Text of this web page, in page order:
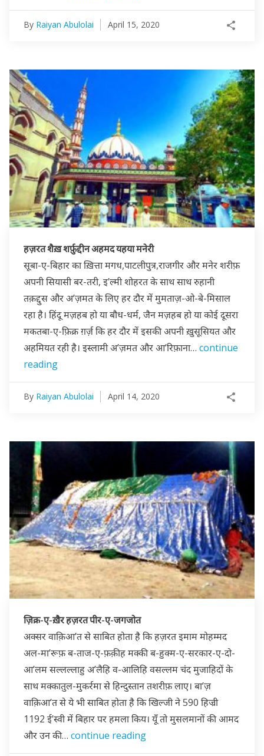
By Raiyan Abulolai April 15, 2020
हज़रत शैख़ शर्फ़ुद्दीन अहमद यहया मनेरी
सूबा-ए-बिहार का ख़ित्ता मगध,पाटलीपुत्र,राजगीर और मनेर शरीफ़
अपनी सियासी बर-तरी, इ’ल्मी शोहरत के साथ साथ रुहानी
तक़द्दुस और अ’ज़मत के लिए हर दौर में मुमताज़-ओ-बे-मिसाल
रहा है। हिंदू मज़हब हो या बौध-धर्म, जैन मज़हब हो या कोई दूसरा
मकतबा-ए-फ़िक्र ग़र्ज़ कि हर दौर में इसकी अपनी ख़ुसूसियत और
अहमियत रही है। इस्लामी अ’ज़मत और आ’रिफ़ाना… continue
reading
By Raiyan Abulolai April 14, 2020
ज़िक्र-ए-ख़ैर हज़रत पीर-ए-जगजोत
अक्सर वाक़िआ’त से साबित होता है कि हज़रत इमाम मोहम्मद
अल-मा’रूफ़ ब-ताज-ए-फ़क़ीह मक्की ब-हुक्म-ए-सरकार-ए-दो-
आ’लम सल्लल्लाहु अ’लैहि व-आलिहि वसल्लम चंद मुजाहिदों के
साथ मक्कातुल-मुकर्रमा से हिन्दुस्तान तशरीफ़ लाए। बा’ज़
वाक़िआ’त से ये भी साबित होता है कि खिल्जी ने 590 हिज्री
1192 ई’स्वी में बिहार पर हमला किय। यूँ तो मुसलमानों की आमद
और उन की… continue reading